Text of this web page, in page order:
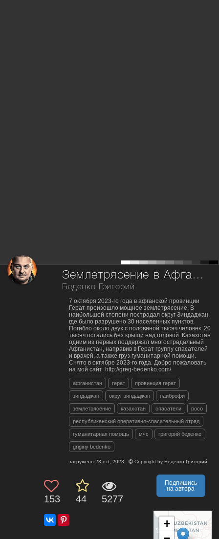
Землетрясение в Афганистане (часть 3)
Беденко Григорий
7 октября 2023-го года в афганской провинции
Герат произошло мощное землетрясение. В
наибольшей степени пострадал округ Зиндаджан,
где было разрушено 30 населенных пунктов.
Погибло около двух с половиной тысяч человек. 20
тысяч остались без крыши над головой. Казахстан
одним из первых поддержал многострадальный
Афганистан, направив в Герат группу спасателей
и врачей, а также груз гуманитарной помощи.
Снято в октябре 2023-го года. Добро пожаловать
на мой сайт: http://greg-bedenko.com/
афганистан герат провинция герат
зиндаджан округ зиндаджан наиброфи
землетрясение казахстан спасатели росо
республиканский оперативно-спасательный отряд
гуманитарная помощь мчс григорий беденко
grigiriy bedenko
загружено 23 oct, 2023 Copyright by Беденко Григорий
153 44 5277
Подпишись
на автора
+